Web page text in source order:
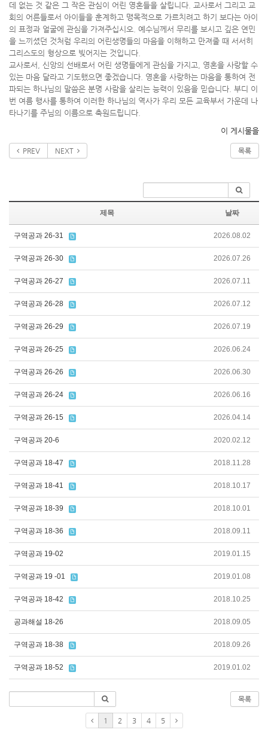
데 없는 것 같은 그 작은 관심이 어린 영혼들을 살립니다. 교사로서 그리고 교
회의 어른들로서 아이들을 훈계하고 맹목적으로 가르치려고 하기 보다는 아이
의 표정과 얼굴에 관심을 가져주십시오. 예수님께서 무리를 보시고 깊은 연민
을 느끼셨던 것처럼 우리의 어린생명들의 마음을 이해하고 만져줄 때 서서히
그리스도의 형상으로 빚어지는 것입니다.
교사로서, 신앙의 선배로서 어린 생명들에게 관심을 가지고, 영혼을 사랑할 수
있는 마음 달라고 기도했으면 좋겠습니다. 영혼을 사랑하는 마음을 통하여 전
파되는 하나님의 말씀은 분명 사람을 살리는 능력이 있음을 믿습니다. 부디 이
번 여름 행사를 통하여 이러한 하나님의 역사가 우리 모든 교육부서 가운데 나
타나기를 주님의 이름으로 축원드립니다.
이 게시물을
PREV NEXT 목록
제목 날짜
구역공과 26-31 2026.08.02
구역공과 26-30 2026.07.26
구역공과 26-27 2026.07.11
구역공과 26-28 2026.07.12
구역공과 26-29 2026.07.19
구역공과 26-25 2026.06.24
구역공과 26-26 2026.06.30
구역공과 26-24 2026.06.16
구역공과 26-15 2026.04.14
구역공과 20-6 2020.02.12
구역공과 18-47 2018.11.28
구역공과 18-41 2018.10.17
구역공과 18-39 2018.10.01
구역공과 18-36 2018.09.11
구역공과 19-02 2019.01.15
구역공과 19 -01 2019.01.08
구역공과 18-42 2018.10.25
공과해설 18-26 2018.09.05
구역공과 18-38 2018.09.26
구역공과 18-52 2019.01.02
목록
1 2 3 4 5